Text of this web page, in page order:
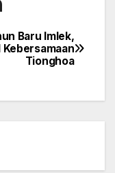
Baru Imlek,
Kebersamaan
Tionghoa